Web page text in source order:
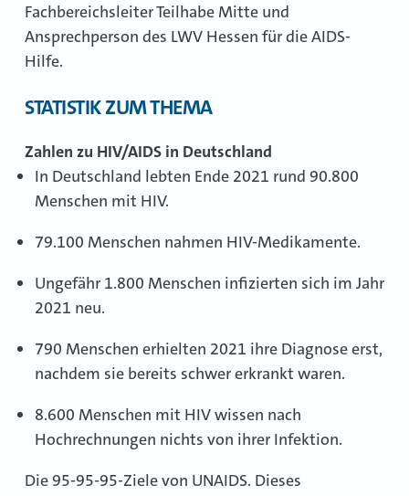
Fachbereichsleiter Teilhabe Mitte und
Ansprechperson des LWV Hessen für die AIDS-
Hilfe.
STATISTIK ZUM THEMA
Zahlen zu HIV/AIDS in Deutschland
In Deutschland lebten Ende 2021 rund 90.800
Menschen mit HIV.
79.100 Menschen nahmen HIV-Medikamente.
Ungefähr 1.800 Menschen infizierten sich im Jahr
2021 neu.
790 Menschen erhielten 2021 ihre Diagnose erst,
nachdem sie bereits schwer erkrankt waren.
8.600 Menschen mit HIV wissen nach
Hochrechnungen nichts von ihrer Infektion.
Die 95-95-95-Ziele von UNAIDS. Dieses